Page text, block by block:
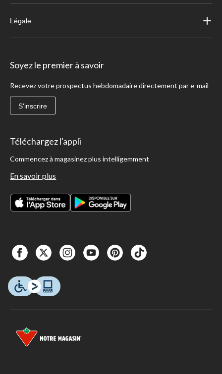
Légale
Soyez le premier à savoir
Recevez votre prospectus hebdomadaire directement par e-mail
S'inscrire
Téléchargez l'appli
Commencez à magasinez plus intelligemment
En savoir plus